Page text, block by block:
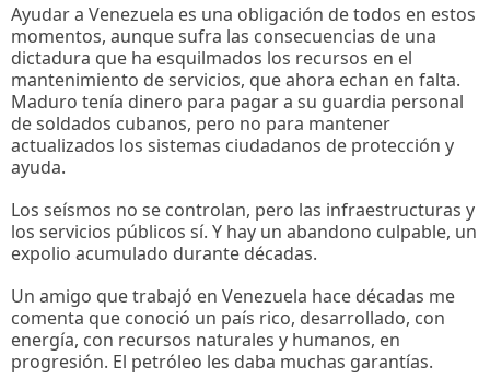
Ayudar a Venezuela es una obligación de todos en estos
momentos, aunque sufra las consecuencias de una
dictadura que ha esquilmados los recursos en el
mantenimiento de servicios, que ahora echan en falta.
Maduro tenía dinero para pagar a su guardia personal
de soldados cubanos, pero no para mantener
actualizados los sistemas ciudadanos de protección y
ayuda.
Los seísmos no se controlan, pero las infraestructuras y
los servicios públicos sí. Y hay un abandono culpable, un
expolio acumulado durante décadas.
Un amigo que trabajó en Venezuela hace décadas me
comenta que conoció un país rico, desarrollado, con
energía, con recursos naturales y humanos, en
progresión. El petróleo les daba muchas garantías.